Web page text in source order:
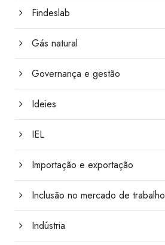
Findeslab
Gás natural
Governança e gestão
Ideies
IEL
Importação e exportação
Inclusão no mercado de trabalho
Indústria